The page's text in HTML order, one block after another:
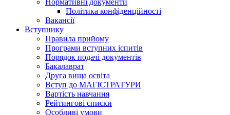
Нормативні документи
Політика конфіденційності
Вакансії
Вступнику
Правила прийому
Програми вступних іспитів
Порядок подачі документів
Бакалаврат
Друга вища освіта
Вступ до МАГІСТРАТУРИ
Вартість навчання
Рейтингові списки
Особливі умови